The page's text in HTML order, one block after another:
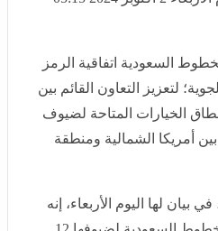
السعودية اتفاقية الرمز
لتعزيز التعاون القائم بين
الخيارات المتاحة لضيوف
أمريكا الشمالية ومنطقة
لها اليوم الأربعاء، إنه
بموجب الاتفاقية ستوفر الخطوط السعودية لضيوفها 12 وجهة
إلى جانب مراكز شركة دلتا في